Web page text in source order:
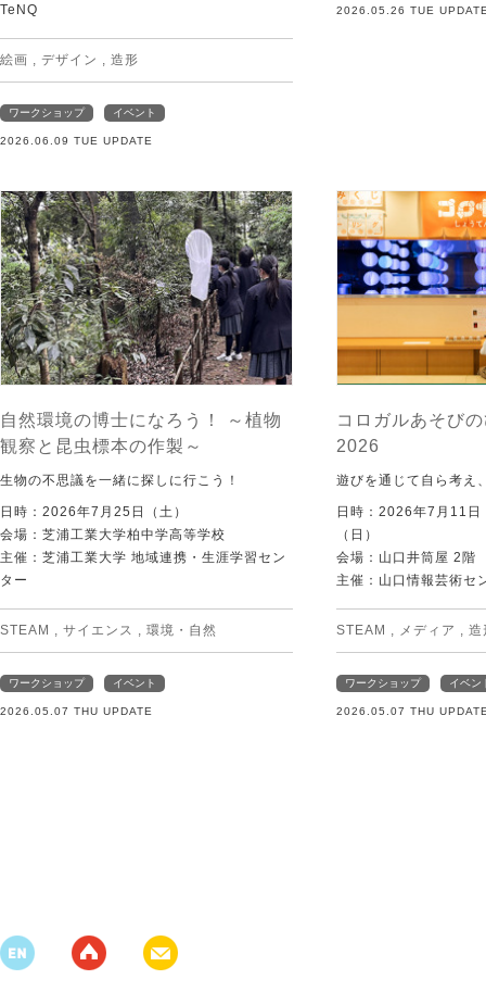
TeNQ
絵画 デザイン 造形
ワークショップ イベント
2026.06.09 TUE UPDATE
2026.05.26 TUE
自然環境の博士になろう！ ～植物
観察と昆虫標本の作製～
生物の不思議を一緒に探しに行こう！
日時：2026年7月25日（土）
会場：芝浦工業大学柏中学高等学校
主催：芝浦工業大学 地域連携・生涯学習セン
ター
STEAM サイエンス 環境・自然
ワークショップ イベント
2026.05.07 THU UPDATE
コロガルあそび
2026
遊びを通じて自ら考え
日時：2026年7月11
（日）
会場：山口井筒屋 2階
主催：山口情報芸術セ
STEAM メディア 造
ワークショップ イベン
2026.05.07 THU